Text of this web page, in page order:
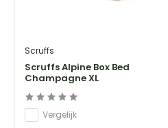
Scruffs
Scruffs Alpine Box Bed
Champagne XL
Vergelijk